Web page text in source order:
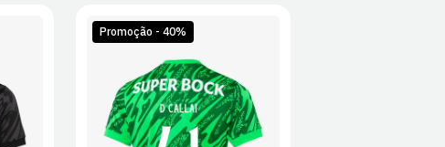
XL
Promoção - 40%
S M L XL